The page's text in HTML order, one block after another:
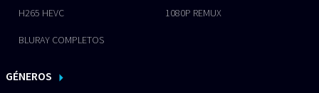
H265 HEVC 1080P REMUX
BLURAY COMPLETOS
GÉNEROS